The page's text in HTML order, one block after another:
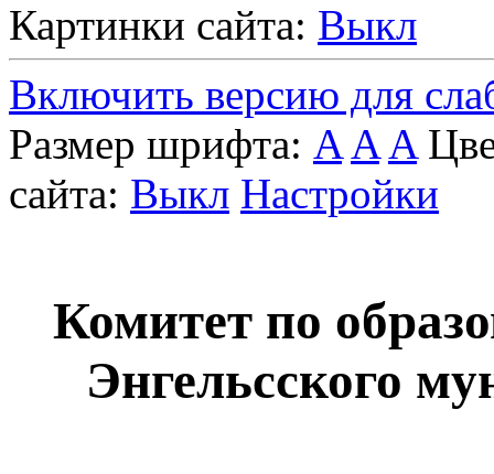
Картинки сайта: Выкл
Включить версию для
Размер шрифта: A A A
сайта: Выкл Настройки
Комитет по
Энгельcского